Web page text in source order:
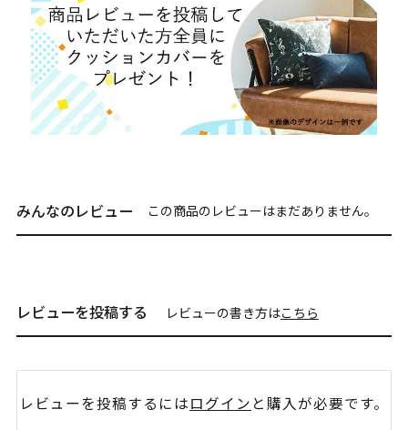
みんなのレビュー この商品のレビューはまだありません。
レビューを投稿する レビューの書き方はこちら
レビューを投稿するにはログイン と購入が必要です。